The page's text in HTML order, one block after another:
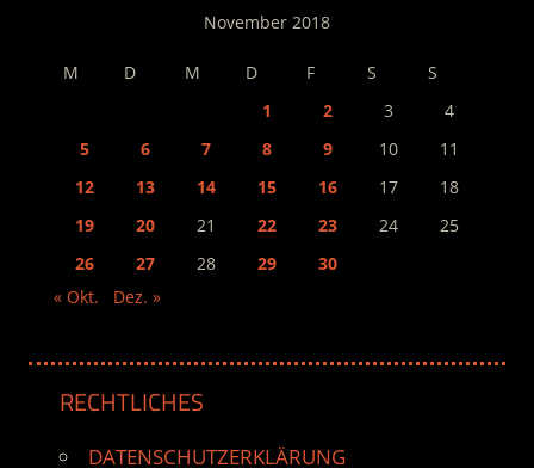
November 2018
M D M D F S
S
1
2 3
4
5
6 7 8 9 10
11
12
13 14 15 16 17
18
19
20 21 22 23 24
25
26
27 28 29
30
« Okt.
Dez. »
RECHTLICHES
DATENSCHUTZERKLÄRUNG